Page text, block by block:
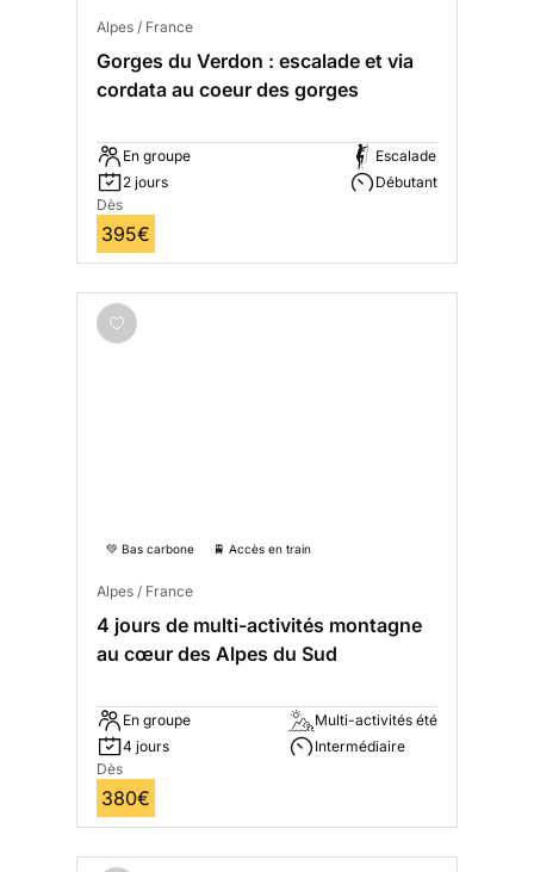
Alpes / France
Gorges du Verdon : escalade et via
cordata au coeur des gorges
En groupe
2 jours
Escalade
Débutant
Dès
395€
💚 Bas carbone 🚆 Accès en train
Alpes / France
4 jours de multi-activités montagne
au cœur des Alpes du Sud
En groupe
4 jours
Multi-activités été
Intermédiaire
Dès
380€